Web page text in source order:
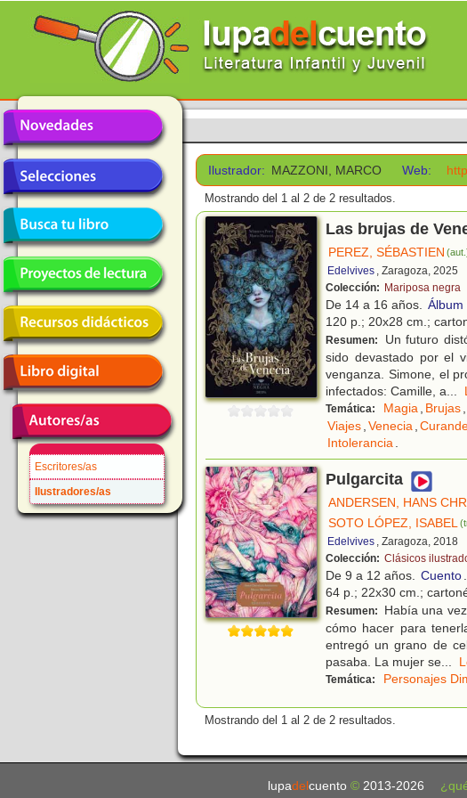
Escritores/as
Ilustradores/as
Ilustrador: MAZZONI, MARCO Web:
Mostrando del 1 al 2 de 2 resultados.
Las brujas de
PEREZ, SÉBASTIEN
Edelvives , Zaragoza, 2025
Colección: Mariposa negra
De 14 a 16 años. Álbum
120 p.; 20x28 cm.;
Resumen:
Un futuro
sido devastado por el
venganza. Simone, el
infectados: Camille, a...
Temática: Magia, Brujas,
Viajes,Venecia,
Intolerancia.
Pulgarcita
ANDERSEN, HANS
SOTO LÓPEZ, ISABEL
Edelvives , Zaragoza, 2018
Colección: Clásicos
De 9 a 12 años. Cuento
64 p.; 22x30 cm.;
Resumen:
Había una
cómo hacer para
entregó un grano de
pasaba. La mujer se...
Temática: Personajes
Mostrando del 1 al 2 de 2 resultados.
lupadel cuento © 2013-2026